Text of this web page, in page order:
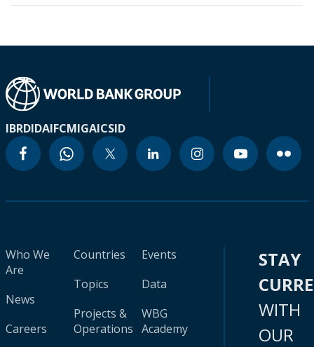
IBRDIDAIFCMIGAICSID
Who We
Are
News
Careers
Countries
Topics
Projects &
Operations
Events
Data
WBG
Academy
STAY
WITH
OUR